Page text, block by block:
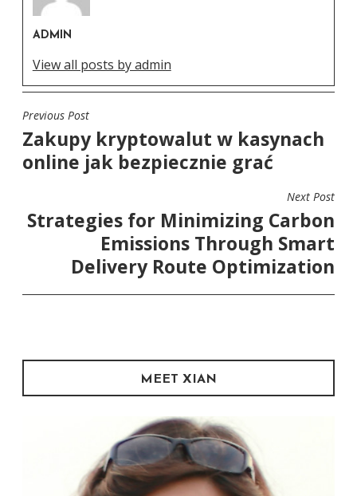
ADMIN
View all posts by admin
POST
NAVIGATION
Previous Post
Zakupy kryptowalut w kasynach
online jak bezpiecznie grać
Next Post
Strategies for Minimizing Carbon
Emissions Through Smart
Delivery Route Optimization
MEET XIAN